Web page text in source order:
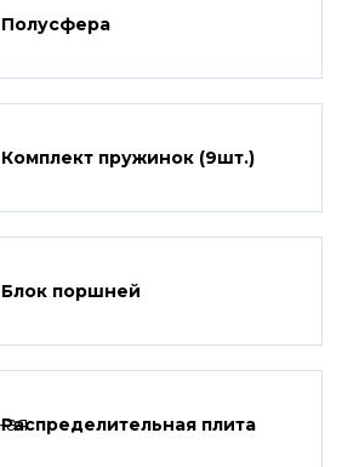
Полусфера
Комплект пружинок (9шт.)
Блок поршней
Распределительная плита